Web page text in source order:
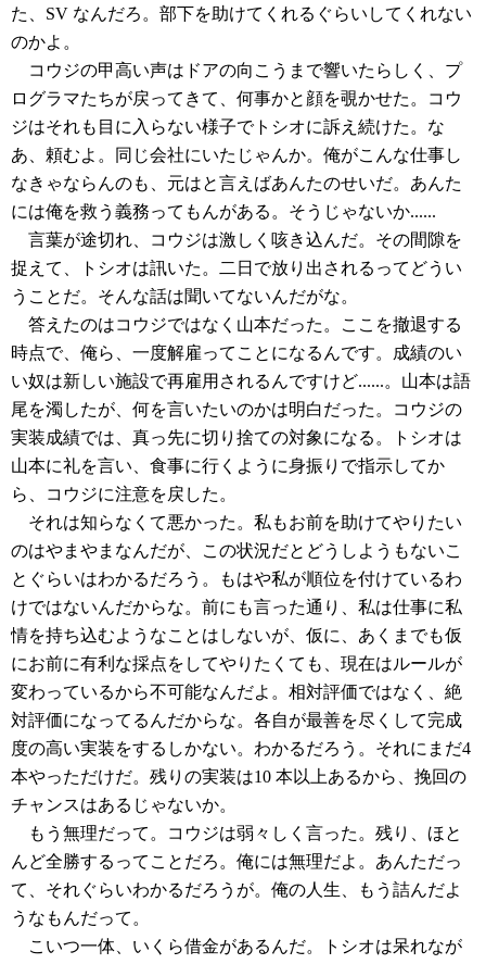
た、SV なんだろ。部下を助けてくれるぐらいしてくれない
のかよ。
コウジの甲高い声はドアの向こうまで響いたらしく、プ
ログラマたちが戻ってきて、何事かと顔を覗かせた。コウ
ジはそれも目に入らない様子でトシオに訴え続けた。な
あ、頼むよ。同じ会社にいたじゃんか。俺がこんな仕事し
なきゃならんのも、元はと言えばあんたのせいだ。あんた
には俺を救う義務ってもんがある。そうじゃないか......
言葉が途切れ、コウジは激しく咳き込んだ。その間隙を
捉えて、トシオは訊いた。二日で放り出されるってどうい
うことだ。そんな話は聞いてないんだがな。
答えたのはコウジではなく山本だった。ここを撤退する
時点で、俺ら、一度解雇ってことになるんです。成績のい
い奴は新しい施設で再雇用されるんですけど......。山本は語
尾を濁したが、何を言いたいのかは明白だった。コウジの
実装成績では、真っ先に切り捨ての対象になる。トシオは
山本に礼を言い、食事に行くように身振りで指示してか
ら、コウジに注意を戻した。
それは知らなくて悪かった。私もお前を助けてやりたい
のはやまやまなんだが、この状況だとどうしようもないこ
とぐらいはわかるだろう。もはや私が順位を付けているわ
けではないんだからな。前にも言った通り、私は仕事に私
情を持ち込むようなことはしないが、仮に、あくまでも仮
にお前に有利な採点をしてやりたくても、現在はルールが
変わっているから不可能なんだよ。相対評価ではなく、絶
対評価になってるんだからな。各自が最善を尽くして完成
度の高い実装をするしかない。わかるだろう。それにまだ4
本やっただけだ。残りの実装は10 本以上あるから、挽回の
チャンスはあるじゃないか。
もう無理だって。コウジは弱々しく言った。残り、ほと
んど全勝するってことだろ。俺には無理だよ。あんただっ
て、それぐらいわかるだろうが。俺の人生、もう詰んだよ
うなもんだって。
こいつ一体、いくら借金があるんだ。トシオは呆れなが